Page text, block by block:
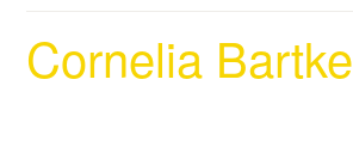
Cornelia Bartke